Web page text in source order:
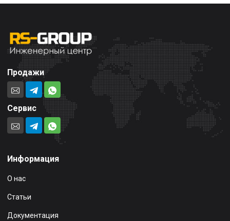
Продажи
Сервис
Информация
О нас
Статьи
Документация